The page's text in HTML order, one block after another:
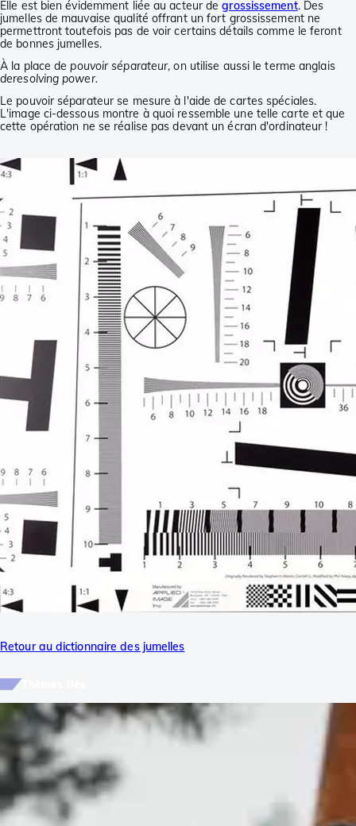
Elle est bien évidemment liée au acteur degrossissement. Des
jumelles de mauvaise qualité offrant un fort grossissement ne
permettront toutefois pas de voir certains détails comme le feront
de bonnes jumelles.
À la place depouvoir séparateur, on utilise aussi le terme anglais
deresolving power.
Le pouvoir séparateur se mesure à l'aide de cartes spéciales.
L'image ci-dessous montre à quoi ressemble une telle carte et que
cette opération ne se réalise pas devant un écran d'ordinateur !
Retour au dictionnaire des jumelles